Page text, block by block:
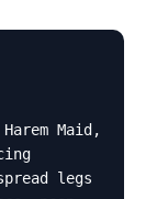
Maid,
legs